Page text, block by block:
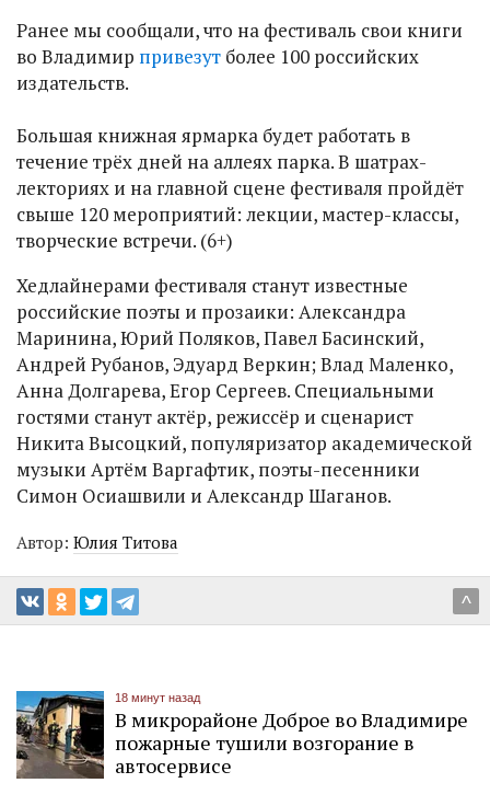
Ранее мы сообщали, что на фестиваль свои книги
во Владимир привезут более 100 российских
издательств.
Большая книжная ярмарка будет работать в
течение трёх дней на аллеях парка. В шатрах-
лекториях и на главной сцене фестиваля пройдёт
свыше 120 мероприятий: лекции, мастер-классы,
творческие встречи. (6+)
Хедлайнерами фестиваля станут известные
российские поэты и прозаики: Александра
Маринина, Юрий Поляков, Павел Басинский,
Андрей Рубанов, Эдуард Веркин; Влад Маленко,
Анна Долгарева, Егор Сергеев. Специальными
гостями станут актёр, режиссёр и сценарист
Никита Высоцкий, популяризатор академической
музыки Артём Варгафтик, поэты-песенники
Симон Осиашвили и Александр Шаганов.
Автор: Юлия Титова
^
18 минут назад
В микрорайоне Доброе во Владимире
пожарные тушили возгорание в
автосервисе